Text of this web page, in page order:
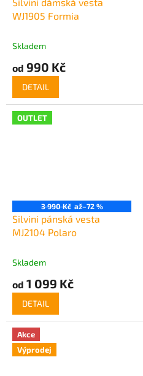
WJ1905 Formia
Skladem
od 990 Kč
DETAIL
OUTLET
3 990 Kč až–72 %
Silvini pánská vesta
MJ2104 Polaro
Skladem
od 1 099 Kč
DETAIL
Akce
Výprodej